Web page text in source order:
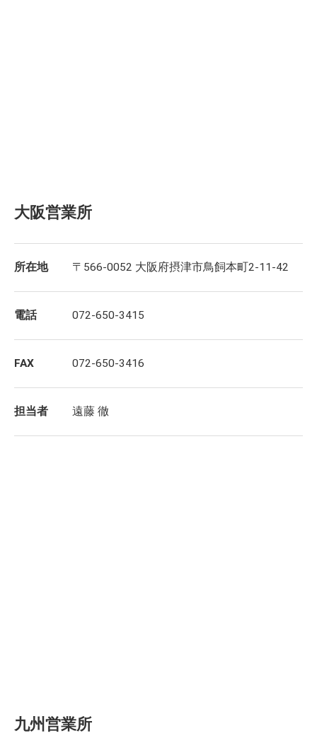
大阪営業所
所在地 〒566-0052 大阪府摂津市鳥飼本町2-11-42
電話 072-650-3415
FAX 072-650-3416
担当者 遠藤 徹
九州営業所